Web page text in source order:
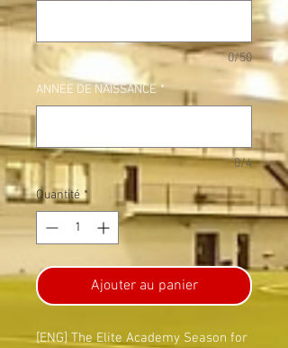
0/50
ANNÉE DE NAISSANCE *
0/4
Quantité *
Ajouter au panier
[ENG] The Elite Academy Season for